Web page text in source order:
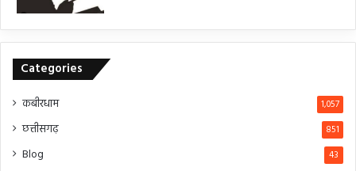
Categories
कबीरधाम 1,057
छत्तीसगढ़ 851
Blog 43